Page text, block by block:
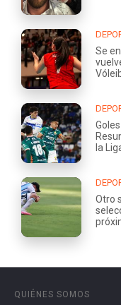
Se
la
Otro
QUIÉNES SOMOS